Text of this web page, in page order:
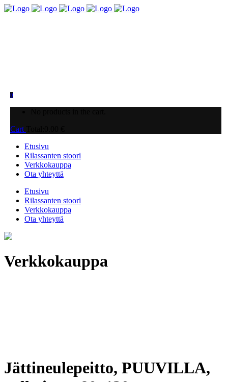
0
Cart
Etusivu
Rilassanten stoori
Verkkokauppa
Ota yhteyttä
Etusivu
Rilassanten stoori
Verkkokauppa
Ota yhteyttä
Verkkokauppa
Jättineulepeitto, PUUVILLA,